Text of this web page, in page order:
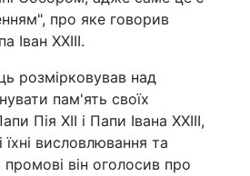
про яке говорив
Іван ХХІІІ.
розмірковував над
пам'ять своїх
Пія XII і Папи Івана XXIII,
їхні висловлювання та
він оголосив про